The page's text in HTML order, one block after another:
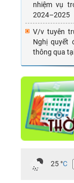
nhiệm vụ
2024–2025
V/v tuyên
Nghị quyết
thông qua
25°C